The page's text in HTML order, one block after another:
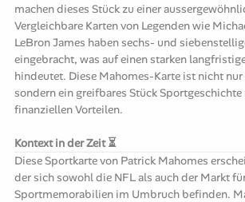
machen dieses Stück zu einer
Vergleichbare Karten von Legenden wie
LeBron James haben sechs- und
eingebracht, was auf einen starken
hindeutet. Diese Mahomes-Karte ist nicht
sondern ein greifbares Stück
finanziellen Vorteilen.
Kontext in der Zeit ⏳
Diese Sportkarte von Patrick Mahomes
der sich sowohl die NFL als auch der Markt
Sportmemorabilien im Umbruch befinden.